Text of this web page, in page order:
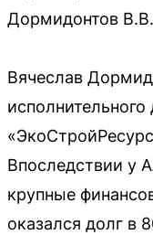
Дормидонтов
Вячеслав
исполнительного
Впоследствии у
крупные
оказался долг в